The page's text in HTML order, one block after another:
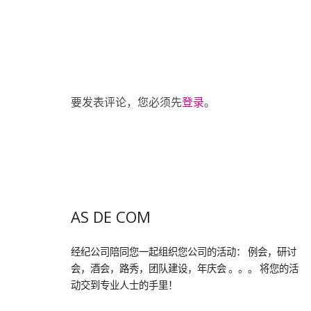
要发表评论，您必须先登录。
AS DE COM
经纪公司陪同您一起组织您公司的活动： 例会，研讨
会，酒会，路秀，团队建设，年庆会 。。。 将您的活
动交到专业人士的手里！